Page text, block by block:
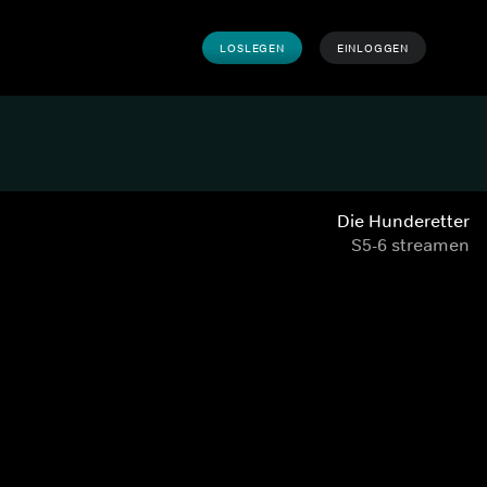
LOSLEGEN EINLOGGEN
Die Hunderetter
S5-6 streamen